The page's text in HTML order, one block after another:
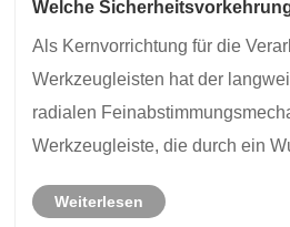
Welche
betrieben wird?
Als Kernvorrichtung für die
Werkzeugleisten hat der
radialen
Werkzeugleiste, die durch ein
Weiterlesen